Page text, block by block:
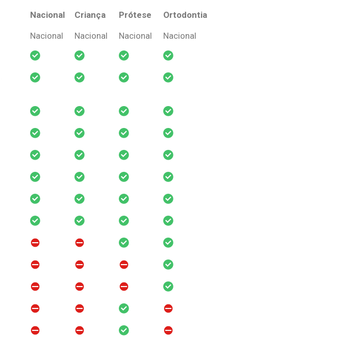
Nacional Criança Prótese
Ortodontia
Nacional Criança Prótese Ortodontia
Nacional Nacional Nacional Nacional